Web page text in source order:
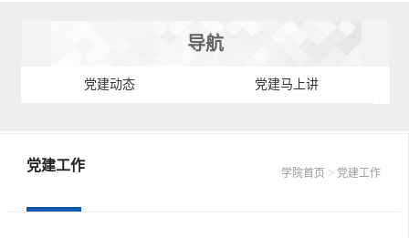
导航
党建动态 党建马上讲
学院首页 > 党建工作
党建工作